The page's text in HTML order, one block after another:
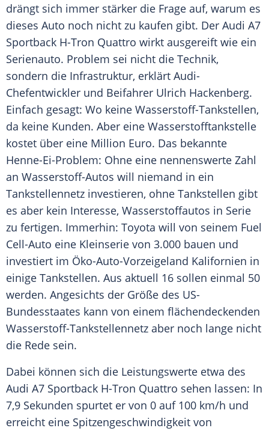
drängt sich immer stärker die Frage auf, warum es
dieses Auto noch nicht zu kaufen gibt. Der Audi A7
Sportback H-Tron Quattro wirkt ausgereift wie ein
Serienauto. Problem sei nicht die Technik,
sondern die Infrastruktur, erklärt Audi-
Chefentwickler und Beifahrer Ulrich Hackenberg.
Einfach gesagt: Wo keine Wasserstoff-Tankstellen,
da keine Kunden. Aber eine Wasserstofftankstelle
kostet über eine Million Euro. Das bekannte
Henne-Ei-Problem: Ohne eine nennenswerte Zahl
an Wasserstoff-Autos will niemand in ein
Tankstellennetz investieren, ohne Tankstellen gibt
es aber kein Interesse, Wasserstoffautos in Serie
zu fertigen. Immerhin: Toyota will von seinem Fuel
Cell-Auto eine Kleinserie von 3.000 bauen und
investiert im Öko-Auto-Vorzeigeland Kalifornien in
einige Tankstellen. Aus aktuell 16 sollen einmal 50
werden. Angesichts der Größe des US-
Bundesstaates kann von einem flächendeckenden
Wasserstoff-Tankstellennetz aber noch lange nicht
die Rede sein.
Dabei können sich die Leistungswerte etwa des
Audi A7 Sportback H-Tron Quattro sehen lassen: In
7,9 Sekunden spurtet er von 0 auf 100 km/h und
erreicht eine Spitzengeschwindigkeit von